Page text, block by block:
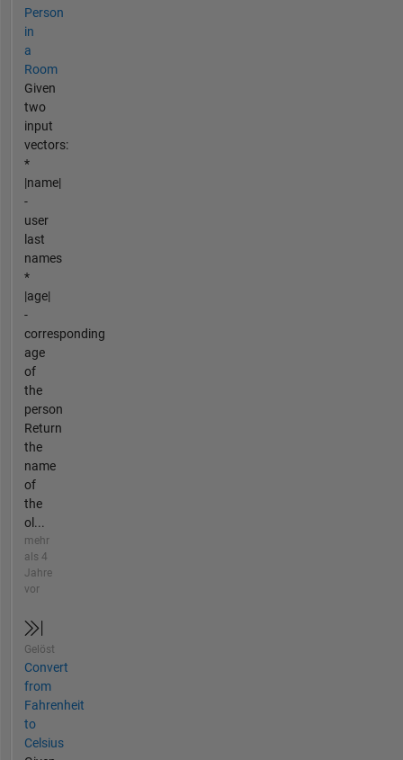
Person
in
a
Room
Given
two
input
vectors:
*
|name|
-
user
last
names
*
|age|
-
corresponding
age
of
the
person
Return
the
name
of
the
ol...
mehr
als 4
Jahre
vor
Gelöst
Convert
from
Fahrenheit
to
Celsius